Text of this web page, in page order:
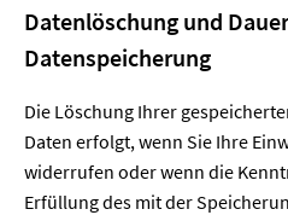
Datenlöschung und
Datenspeicherung
Die Löschung Ihrer
Daten erfolgt, wenn Sie Ihre
widerrufen oder wenn die
Erfüllung des mit der